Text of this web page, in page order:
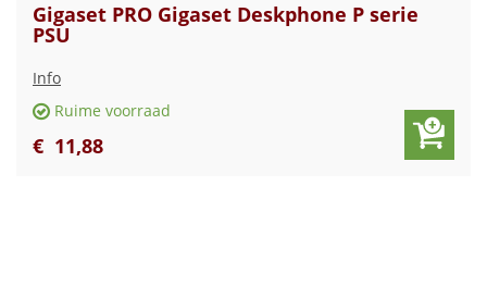
Gigaset PRO Gigaset Deskphone P serie
PSU
Info
Ruime voorraad
€ 11,88